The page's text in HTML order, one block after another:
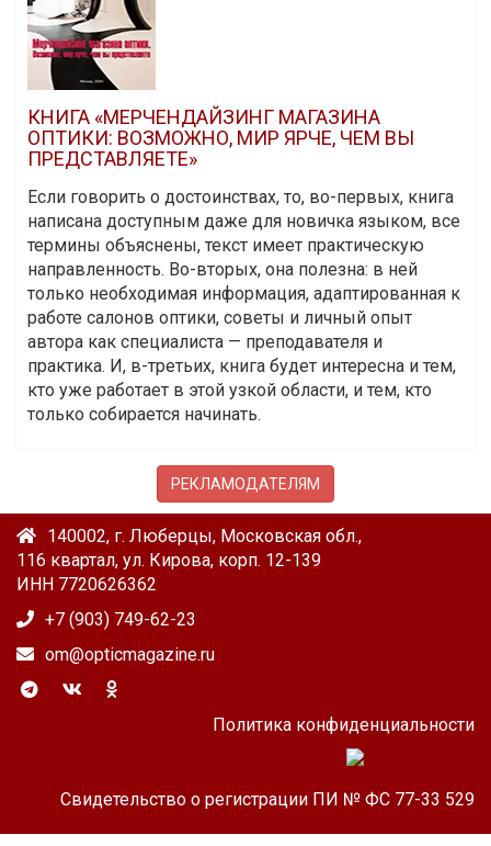
КНИГА «МЕРЧЕНДАЙЗИНГ МАГАЗИНА
ОПТИКИ: ВОЗМОЖНО, МИР ЯРЧЕ, ЧЕМ ВЫ
ПРЕДСТАВЛЯЕТЕ»
Если говорить о достоинствах, то, во-первых, книга
написана доступным даже для новичка языком, все
термины объяснены, текст имеет практическую
направленность. Во-вторых, она полезна: в ней
только необходимая информация, адаптированная к
работе салонов оптики, советы и личный опыт
автора как специалиста — преподавателя и
практика. И, в-третьих, книга будет интересна и тем,
кто уже работает в этой узкой области, и тем, кто
только собирается начинать.
РЕКЛАМОДАТЕЛЯМ
140002, г. Люберцы, Московская обл.,
116 квартал, ул. Кирова, корп. 12-139
ИНН 7720626362
+7 (903) 749-62-23
om@opticmagazine.ru
Политика конфиденциальности
Свидетельство о регистрации ПИ № ФС 77-33 529